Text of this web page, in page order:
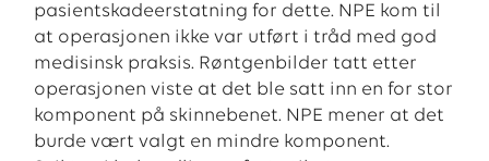
pasientskadeerstatning for dette. NPE kom til
at operasjonen ikke var utført i tråd med god
medisinsk praksis. Røntgenbilder tatt etter
operasjonen viste at det ble satt inn en for stor
komponent på skinnebenet. NPE mener at det
burde vært valgt en mindre komponent.